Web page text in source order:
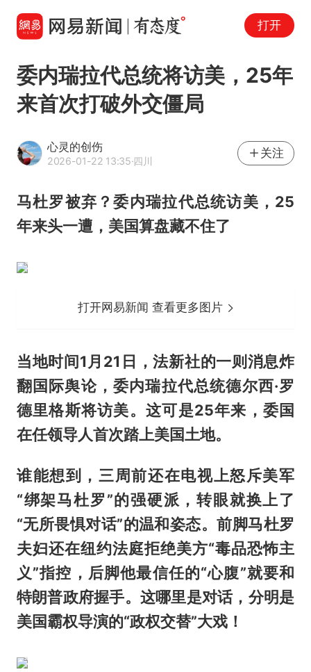
打开
委内瑞拉代总统将访美，25年
来首次打破外交僵局
心灵的创伤
2026-01-22 13:35·四川
关注
马杜罗被弃？委内瑞拉代总统访美，25
年来头一遭，美国算盘藏不住了
打开网易新闻 查看更多图片
当地时间1月21日，法新社的一则消息炸
翻国际舆论，委内瑞拉代总统德尔西·罗
德里格斯将访美。这可是25年来，委国
在任领导人首次踏上美国土地。
谁能想到，三周前还在电视上怒斥美军
“绑架马杜罗”的强硬派，转眼就换上了
“无所畏惧对话”的温和姿态。前脚马杜罗
夫妇还在纽约法庭拒绝美方“毒品恐怖主
义”指控，后脚他最信任的“心腹”就要和
特朗普政府握手。这哪里是对话，分明是
美国霸权导演的“政权交替”大戏！